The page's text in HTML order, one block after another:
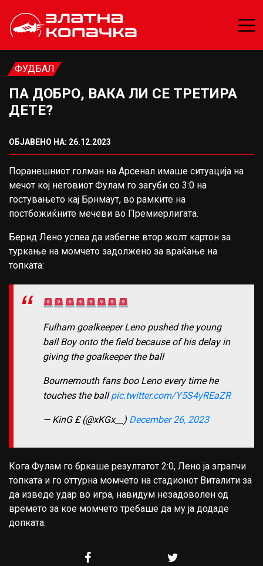
ФУДБАЛ
ПА ДОБРО, ВАКА ЛИ СЕ ТРЕТИРА
ДЕТЕ?
ОБЈАВЕНО НА: 26.12.2023
Поранешниот голман на Арсенал имаше ситуација на
мечот кој неговиот Фулам го загуби со 3:0 на
гостувањето кај Брнмаут, во рамките на
постбожиќните мечеви во Премиерлигата.
Бернд Лено успеа да избегне втор жолт картон за
туркање на момчето задолжено за враќање на
топкатa:
Fulham goalkeeper Leno pushed the young
ball Boy onto the field because of his delay in
giving the goalkeeper the ball
Bournemouth fans boo Leno every time he
touches the ballpic.twitter.com/Y5S4yREaZR
— KinG £ (@xKGx__) December 26, 2023
Кога Фулам го бркаше резултатот 2:0, Лено ја зграпчи
топката и го оттурна момчето на стадионот Виталити за
да изведе удар во игра, навидум незадоволен од
времето за кое момчето требаше да му ја додаде
допката.